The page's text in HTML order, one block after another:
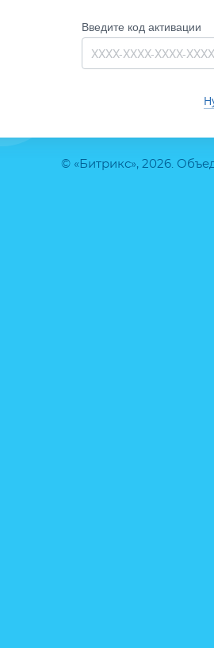
© «Битрикс», 2026.
Введите код активации